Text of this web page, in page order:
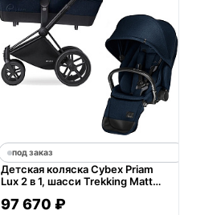
под заказ
Детская коляска Cybex Priam
Lux 2 в 1, шасси Trekking Matt
97 670 ₽